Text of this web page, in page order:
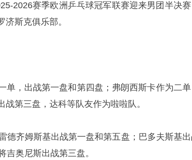
2026赛季欧洲乒乓球冠军联赛迎来男团半决
斯克俱乐部。
单，出战第一盘和第四盘；弗朗西斯卡作为二
第三盘，达科等队友作为啦啦队。
德齐姆斯基出战第一盘和第五盘；巴多夫斯基
吉奥尼斯出战第三盘。